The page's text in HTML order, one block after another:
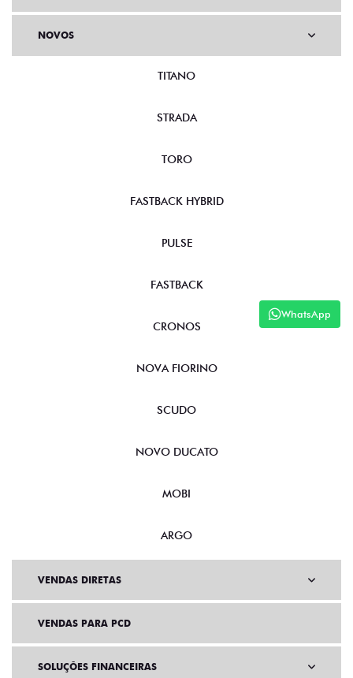
WhatsApp
NOVOS
TITANO
STRADA
TORO
FASTBACK HYBRID
PULSE
FASTBACK
CRONOS
NOVA FIORINO
SCUDO
NOVO DUCATO
MOBI
ARGO
VENDAS DIRETAS
VENDAS PARA PCD
SOLUÇÕES FINANCEIRAS